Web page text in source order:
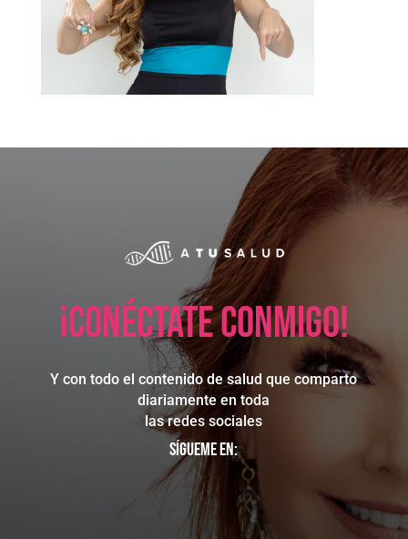
¡Conéctate conmigo!
Y con todo el contenido de salud que comparto
diariamente en toda
las redes sociales
Sígueme en: